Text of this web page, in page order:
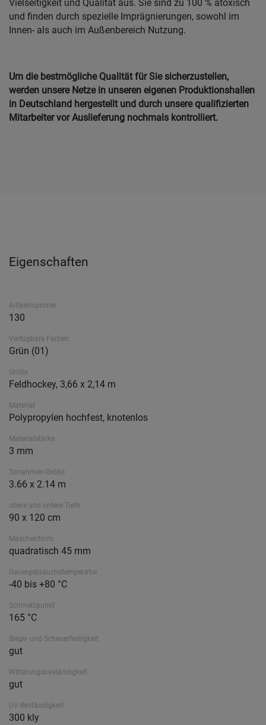
Vielseitigkeit und Qualität aus. Sie sind zu 100 % atoxisch
und finden durch spezielle Imprägnierungen, sowohl im
Innen- als auch im Außenbereich Nutzung.
Um die bestmögliche Qualität für Sie sicherzustellen,
werden unsere Netze in unseren eigenen Produktionshallen
in Deutschland hergestellt und durch unsere qualifizierten
Mitarbeiter vor Auslieferung nochmals kontrolliert.
Eigenschaften
Artikelnummer
130
Verfügbare Farben
Grün (01)
Größe
Feldhockey, 3,66 x 2,14 m
Material
Polypropylen hochfest, knotenlos
Materialstärke
3 mm
Torrahmen-Größe
3.66 x 2.14 m
obere und untere Tiefe
90 x 120 cm
Maschenform
quadratisch 45 mm
Dauergebrauchstemperatur
-40 bis +80 °C
Schmelzpunkt
165 °C
Biege- und Scheuerfestigkeit
gut
Witterungsbeständigkeit
gut
UV-Beständigkeit
300 kly